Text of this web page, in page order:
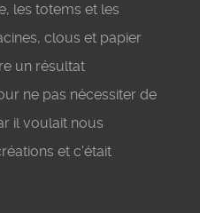
les totems et les
clous et papier
un résultat
ne pas nécessiter de
il voulait nous
et c'était